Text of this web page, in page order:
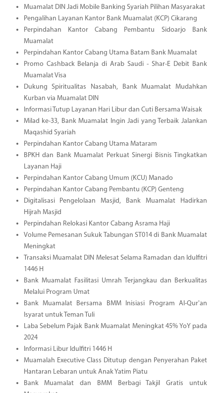
Muamalat DIN Jadi Mobile Banking Syariah Pilihan Masyarakat
Pengalihan Layanan Kantor Bank Muamalat (KCP) Cikarang
Perpindahan Kantor Cabang Pembantu Sidoarjo Bank
Muamalat
Perpindahan Kantor Cabang Utama Batam Bank Muamalat
Promo Cashback Belanja di Arab Saudi - Shar-E Debit Bank
Muamalat Visa
Dukung Spiritualitas Nasabah, Bank Muamalat Mudahkan
Kurban via Muamalat DIN
Informasi Tutup Layanan Hari Libur dan Cuti Bersama Waisak
Milad ke-33, Bank Muamalat Ingin Jadi yang Terbaik Jalankan
Maqashid Syariah
Perpindahan Kantor Cabang Utama Mataram
BPKH dan Bank Muamalat Perkuat Sinergi Bisnis Tingkatkan
Layanan Haji
Perpindahan Kantor Cabang Umum (KCU) Manado
Perpindahan Kantor Cabang Pembantu (KCP) Genteng
Digitalisasi Pengelolaan Masjid, Bank Muamalat Hadirkan
Hijrah Masjid
Perpindahan Relokasi Kantor Cabang Asrama Haji
Volume Pemesanan Sukuk Tabungan ST014 di Bank Muamalat
Meningkat
Transaksi Muamalat DIN Melesat Selama Ramadan dan Idulfitri
1446 H
Bank Muamalat Fasilitasi Umrah Terjangkau dan Berkualitas
Melalui Program Umat
Bank Muamalat Bersama BMM Inisiasi Program Al-Qur'an
Isyarat untuk Teman Tuli
Laba Sebelum Pajak Bank Muamalat Meningkat 45% YoY pada
2024
Informasi Libur Idulfitri 1446 H
Muamalah Executive Class Ditutup dengan Penyerahan Paket
Hantaran Lebaran untuk Anak Yatim Piatu
Bank Muamalat dan BMM Berbagi Takjil Gratis untuk